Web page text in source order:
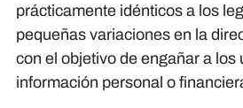
prácticamente idénticos a los
pequeñas variaciones en la
con el objetivo de engañar a los
información personal o